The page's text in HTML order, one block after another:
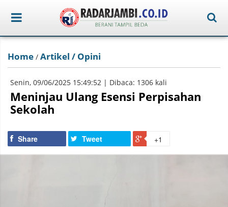
Home / Artikel / Opini
Senin, 09/06/2025 15:49:52 | Dibaca: 1306 kali
Meninjau Ulang Esensi Perpisahan
Sekolah
Share Tweet +1